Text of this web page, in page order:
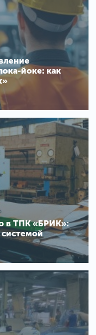
йоке: как
в ТПК «БРИК»:
системой